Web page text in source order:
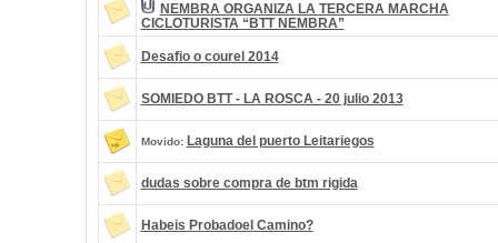
NEMBRA ORGANIZA LA TERCERA MARCHA
CICLOTURISTA “BTT NEMBRA”
Desafio o courel 2014
SOMIEDO BTT - LA ROSCA - 20 julio 2013
Movido: Laguna del puerto Leitariegos
dudas sobre compra de btm rigida
Habeis Probadoel Camino?